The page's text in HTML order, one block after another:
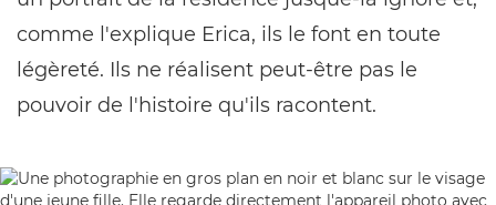
comme l'explique Erica, ils le font en toute
légèreté. Ils ne réalisent peut-être pas le
pouvoir de l'histoire qu'ils racontent.